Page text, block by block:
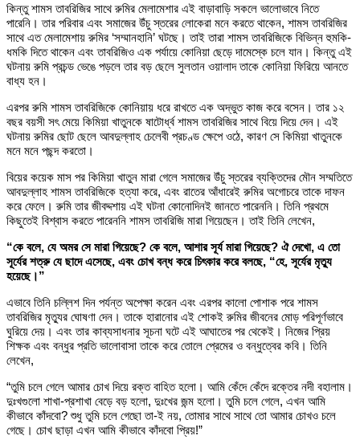
কিন্তু শামস তাবরিজির সাথে রুমির মেলামেশার এই বাড়াবাড়ি সকলে ভালোভাবে নিতে
পারেনি। তার পরিবার এবং সমাজের উঁচু স্তরের লোকেরা মনে করতে থাকেন, শামস তাবরিজির
সাথে এত মেলামেশায় রুমির ‘সম্মানহানি’ ঘটছে। তাই তারা শামস তাবরিজিকে বিভিন্ন হুমকি-
ধমকি দিতে থাকেন এবং তাবরিজিও এক পর্যায়ে কোনিয়া ছেড়ে দামেস্কে চলে যান। কিন্তু এই
ঘটনায় রুমি প্রচন্ড ভেঙে পড়লে তার বড় ছেলে সুলতান ওয়ালাদ তাকে কোনিয়া ফিরিয়ে আনতে
বাধ্য হন।
এরপর রুমি শামস তাবরিজিকে কোনিয়ায় ধরে রাখতে এক অদ্ভুত কাজ করে বসেন। তার ১২
বছর বয়সী সৎ মেয়ে কিমিয়া খাতুনকে ষাটোর্ধ্ব শামস তাবরিজির সাথে বিয়ে দিয়ে দেন। এই
ঘটনায় রুমির ছোট ছেলে আবদুল্লাহ চেলেবী প্রচণ্ড ক্ষেপে ওঠে, কারণ সে কিমিয়া খাতুনকে
মনে মনে পছন্দ করতো।
বিয়ের কয়েক মাস পর কিমিয়া খাতুন মারা গেলে সমাজের উঁচু স্তরের ব্যক্তিদের মৌন সম্মতিতে
আবদুল্লাহ শামস তাবরিজিকে হত্যা করে, এবং রাতের আঁধারেই রুমির অগোচরে তাকে দাফন
করে ফেলে। রুমি তার জীবদ্দশায় এই ঘটনা কোনোদিনই জানতে পারেননি। তিনি প্রথমে
কিছুতেই বিশ্বাস করতে পারেননি শামস তাবরিজি মারা গিয়েছেন। তাই তিনি লেখেন,
“কে বলে, যে অমর সে মারা গিয়েছে? কে বলে, আশার সূর্য মারা গিয়েছে? ঐ দেখো, এ তো
সূর্যের শত্রু যে ছাদে এসেছে, এবং চোখ বন্ধ করে চিৎকার করে বলছে, “হে, সূর্যের মৃত্যু
হয়েছে।”
এভাবে তিনি চল্লিশ দিন পর্যন্ত অপেক্ষা করেন এবং এরপর কালো পোশাক পরে শামস
তাবরিজির মৃত্যুর ঘোষণা দেন। তাকে হারানোর এই শোকই রুমির জীবনের মোড় পরিপূর্ণভাবে
ঘুরিয়ে দেয়। এবং তার কাব্যসাধনার সূচনা ঘটে এই আঘাতের পর থেকেই। নিজের প্রিয়
শিক্ষক এবং বন্ধুর প্রতি ভালোবাসা তাকে করে তোলে প্রেমের ও বন্ধুত্বের কবি। তিনি
লেখেন,
“তুমি চলে গেলে আমার চোখ দিয়ে রক্ত বাহিত হলো। আমি কেঁদে কেঁদে রক্তের নদী বহালাম।
দুঃখগুলো শাখা-প্রশাখা বেড়ে বড় হলো, দুঃখের জন্ম হলো। তুমি চলে গেলে, এখন আমি
কীভাবে কাঁদবো? শুধু তুমি চলে গেছো তা-ই নয়, তোমার সাথে সাথে তো আমার চোখও চলে
গেছে। চোখ ছাড়া এখন আমি কীভাবে কাঁদবো প্রিয়!”